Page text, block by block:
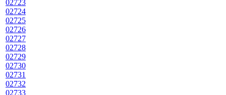
02723
02724
02725
02726
02727
02728
02729
02730
02731
02732
02733